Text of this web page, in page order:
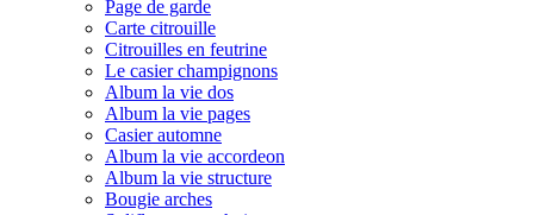
Page de garde
Carte citrouille
Citrouilles en feutrine
Le casier champignons
Album la vie dos
Album la vie pages
Casier automne
Album la vie accordeon
Album la vie structure
Bougie arches